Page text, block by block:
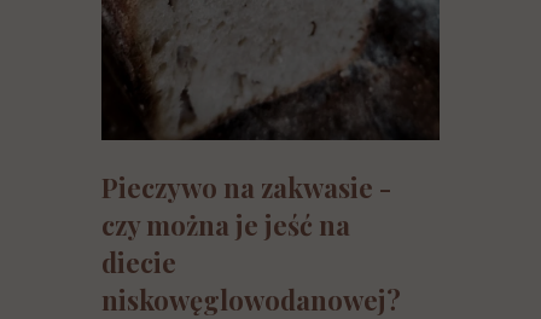
Pieczywo na zakwasie -
czy można je jeść na
diecie
niskowęglowodanowej?